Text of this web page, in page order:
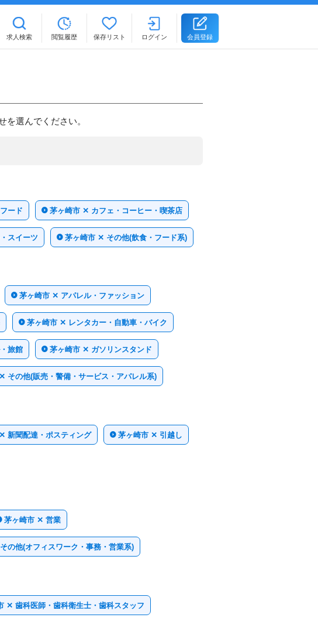
求人検索 閲覧履歴 保存リスト ログイン 会員登録
選んでください。
ード 茅ヶ崎市 ✕ カフェ・コーヒー・喫茶店
スイーツ 茅ヶ崎市 ✕ その他(飲食・フード系)
茅ヶ崎市 ✕ アパレル・ファッション
茅ヶ崎市 ✕ レンタカー・自動車・バイク
旅館 茅ヶ崎市 ✕ ガソリンスタンド
その他(販売・警備・サービス・アパレル系)
新聞配達・ポスティング 茅ヶ崎市 ✕ 引越し
茅ヶ崎市 ✕ 営業
の他(オフィスワーク・事務・営業系)
✕ 歯科医師・歯科衛生士・歯科スタッフ